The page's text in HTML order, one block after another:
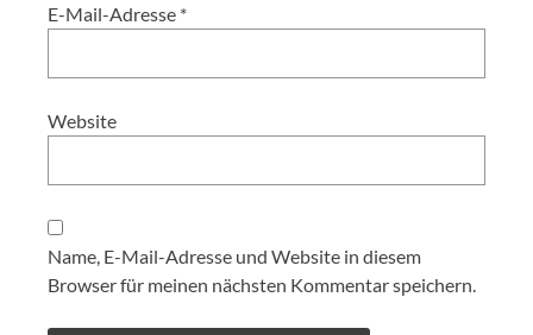
E-Mail-Adresse *
Website
Name, E-Mail-Adresse und Website in diesem
Browser für meinen nächsten Kommentar speichern.